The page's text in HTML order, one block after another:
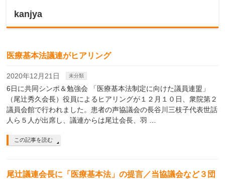
kanjya
医療基本法議連がヒアリング
2020年12月21日 未分類
6日に共同シンポ＆勉強会 「医療基本法制定に向けた議員連盟」
（尾辻秀久会長）役員によるヒアリングが１２月１０日、衆院第２
議員会館で行われました。患者の声協議会の長谷川三枝子代表世話
人ら５人が出席し、議連からは尾辻会長、羽 …
この記事を読む
尾辻議連会長に「医療基本法」の提言／当協議会など３団